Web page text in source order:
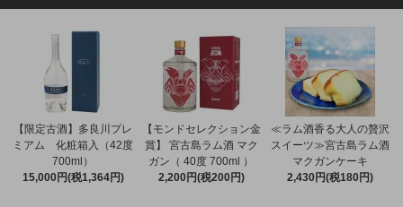
【限定古酒】多良川プレ
ミアム 化粧箱入（42度
700ml）
15,000円(税1,364円)
【モンドセレクション金
賞】 宮古島ラム酒 マク
ガン（ 40度 700ml ）
2,200円(税200円)
≪ラム酒香る大人の贅沢
スイーツ≫宮古島ラム酒
マクガンケーキ
2,430円(税180円)